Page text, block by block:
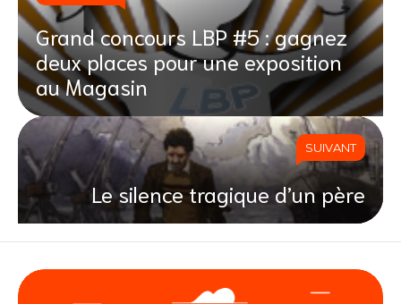
Grand concours LBP #5 : gagnez
deux places pour une exposition
au Magasin
SUIVANT
Le silence tragique d’un père